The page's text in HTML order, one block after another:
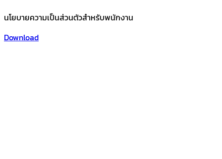
นโยบายความเป็นส่วนตัวสำหรับพนักงาน
Download